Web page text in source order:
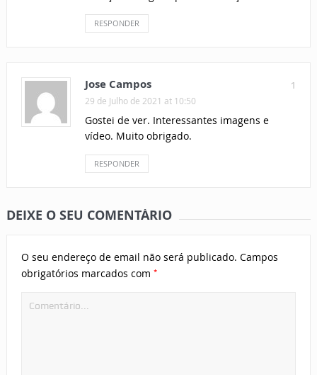
RESPONDER
1
Jose Campos
29 de Julho de 2021 at 10:50
Gostei de ver. Interessantes imagens e
vídeo. Muito obrigado.
RESPONDER
DEIXE O SEU COMENTÁRIO
O seu endereço de email não será publicado. Campos
obrigatórios marcados com *